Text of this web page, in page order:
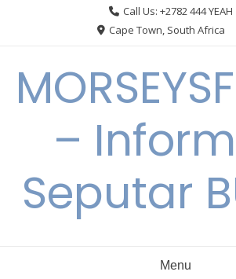
Call Us: +2782 444 YEAH
Cape Town, South Africa
–
Seputar
Menu